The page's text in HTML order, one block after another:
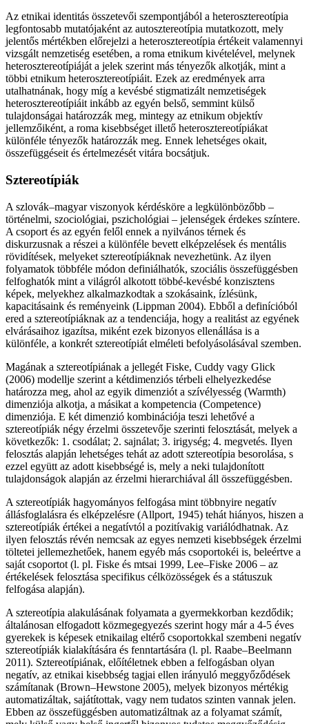
Az etnikai identitás összetevői szempontjából a heterosztereotípia
legfontosabb mutatójaként az autosztereotípia mutatkozott, mely
jelentős mértékben előrejelzi a heterosztereotípia értékeit valamennyi
vizsgált nemzetiség esetében, a roma etnikum kivételével, melynek
heterosztereotípiáját a jelek szerint más tényezők alkotják, mint a
többi etnikum heterosztereotípiáit. Ezek az eredmények arra
utalhatnának, hogy míg a kevésbé stigmatizált nemzetiségek
heterosztereotípiáit inkább az egyén belső, semmint külső
tulajdonságai határozzák meg, mintegy az etnikum objektív
jellemzőiként, a roma kisebbséget illető heterosztereotípiákat
különféle tényezők határozzák meg. Ennek lehetséges okait,
összefüggéseit és értelmezését vitára bocsátjuk.
Sztereotípiák
A szlovák–magyar viszonyok kérdésköre a legkülönbözőbb –
történelmi, szociológiai, pszichológiai – jelenségek érdekes színtere.
A csoport és az egyén felől ennek a nyilvános térnek és
diskurzusnak a részei a különféle bevett elképzelések és mentális
rövidítések, melyeket sztereotípiáknak nevezhetünk. Az ilyen
folyamatok többféle módon definiálhatók, szociális összefüggésben
felfoghatók mint a világról alkotott többé-kevésbé konzisztens
képek, melyekhez alkalmazkodtak a szokásaink, ízlésünk,
kapacitásaink és reményeink (Lippman 2004). Ebből a definícióból
ered a sztereotípiáknak az a tendenciája, hogy a realitást az egyének
elvárásaihoz igazítsa, miként ezek bizonyos ellenállása is a
különféle, a konkrét sztereotípiát elméleti befolyásolásával szemben.
Magának a sztereotípiának a jellegét Fiske, Cuddy vagy Glick
(2006) modellje szerint a kétdimenziós térbeli elhelyezkedése
határozza meg, ahol az egyik dimenziót a szívélyesség (Warmth)
dimenziója alkotja, a másikat a kompetencia (Competence)
dimenziója. E két dimenzió kombinációja teszi lehetővé a
sztereotípiák négy érzelmi összetevője szerinti felosztását, melyek a
következők: 1. csodálat; 2. sajnálat; 3. irigység; 4. megvetés. Ilyen
felosztás alapján lehetséges tehát az adott sztereotípia besorolása, s
ezzel együtt az adott kisebbségé is, mely a neki tulajdonított
tulajdonságok alapján az érzelmi hierarchiával áll összefüggésben.
A sztereotípiák hagyományos felfogása mint többnyire negatív
állásfoglalásra és elképzelésre (Allport, 1945) tehát hiányos, hiszen a
sztereotípiák értékei a negatívtól a pozitívakig variálódhatnak. Az
ilyen felosztás révén nemcsak az egyes nemzeti kisebbségek érzelmi
töltetei jellemezhetőek, hanem egyéb más csoportokéi is, beleértve a
saját csoportot (l. pl. Fiske és mtsai 1999, Lee–Fiske 2006 – az
értékelések felosztása specifikus célközösségek és a státuszuk
felfogása alapján).
A sztereotípia alakulásának folyamata a gyermekkorban kezdődik;
általánosan elfogadott közmegegyezés szerint hogy már a 4-5 éves
gyerekek is képesek etnikailag eltérő csoportokkal szembeni negatív
sztereotípiák kialakítására és fenntartására (l. pl. Raabe–Beelmann
2011). Sztereotípiának, előítéletnek ebben a felfogásban olyan
negatív, az etnikai kisebbség tagjai ellen irányuló meggyőződések
számítanak (Brown–Hewstone 2005), melyek bizonyos mértékig
automatizáltak, sajátítottak, vagy nem tudatos szinten vannak jelen.
Ebben az összefüggésben automatizáltnak az a folyamat számít,